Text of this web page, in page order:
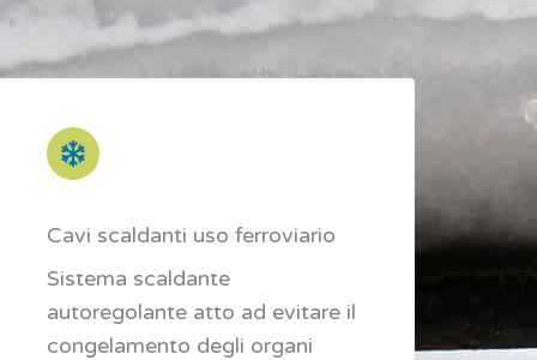
Cavi scaldanti uso ferroviario
Sistema scaldante
autoregolante atto ad evitare il
congelamento degli organi